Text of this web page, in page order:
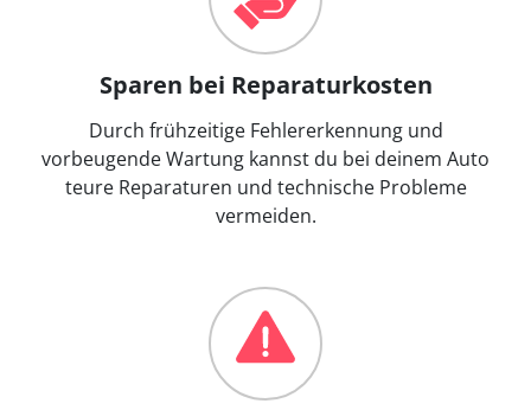
Sparen bei Reparaturkosten
Durch frühzeitige Fehlererkennung und
vorbeugende Wartung kannst du bei deinem Auto
teure Reparaturen und technische Probleme
vermeiden.